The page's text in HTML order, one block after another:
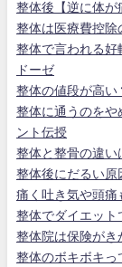
整体後【逆に体が
整体は医療費控除
整体で言われる好
ドーゼ
整体の値段が高い
整体に通うのをや
ント伝授
整体と整骨の違い
整体後にだるい原
痛く吐き気や頭痛
整体でダイエット
整体院は保険がき
整体のボキボキっ